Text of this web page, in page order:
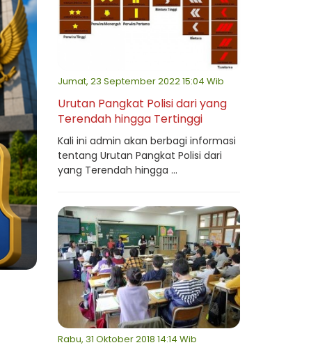
Jumat, 23 September 2022 15:04 Wib
Urutan Pangkat Polisi dari yang
Terendah hingga Tertinggi
Kali ini admin akan berbagi informasi
tentang Urutan Pangkat Polisi dari
yang Terendah hingga ...
Rabu, 31 Oktober 2018 14:14 Wib